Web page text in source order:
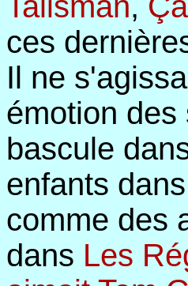
ces
Il ne
émotion
bascule
enfants
comme des
dans Les